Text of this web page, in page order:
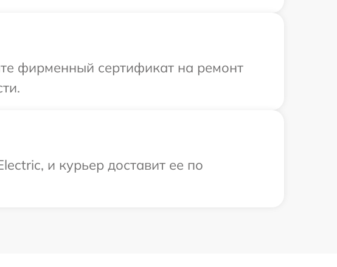
фирменный сертификат на ремонт
и курьер доставит ее по